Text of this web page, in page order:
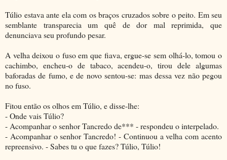
Túlio estava ante ela com os braços cruzados sobre o peito. Em seu
semblante transparecia um quê de dor mal reprimida, que
denunciava seu profundo pesar.
A velha deixou o fuso em que fiava, ergue-se sem olhá-lo, tomou o
cachimbo, encheu-o de tabaco, acendeu-o, tirou dele algumas
baforadas de fumo, e de novo sentou-se: mas dessa vez não pegou
no fuso.
Fitou então os olhos em Túlio, e disse-lhe:
- Onde vais Túlio?
- Acompanhar o senhor Tancredo de*** - respondeu o interpelado.
- Acompanhar o senhor Tancredo! - Continuou a velha com acento
repreensivo. - Sabes tu o que fazes? Túlio, Túlio!